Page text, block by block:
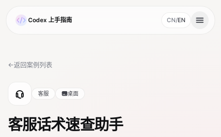
Codex 上手指南 CN/EN
，当前语言为中文
←返回案例列表
客服 桌面
客服话术速查助手